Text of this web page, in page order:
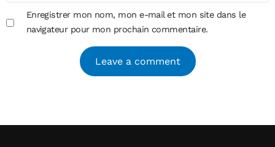
Enregistrer mon nom, mon e-mail et mon site dans le
navigateur pour mon prochain commentaire.